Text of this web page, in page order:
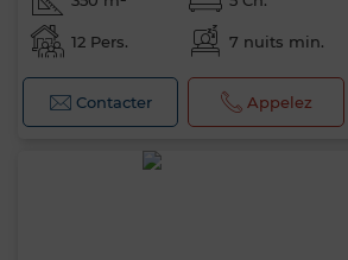
12 Pers. 7 nuits min.
Contacter Appelez